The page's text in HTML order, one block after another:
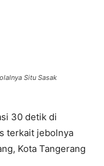
Situ Sasak
30 detik di
terkait jebolnya
Kota Tangerang